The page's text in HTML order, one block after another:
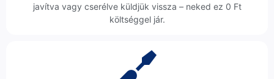
javítva vagy cserélve küldjük vissza – neked ez 0 Ft
költséggel jár.